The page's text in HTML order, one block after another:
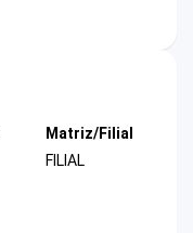
Matriz/Filial
FILIAL